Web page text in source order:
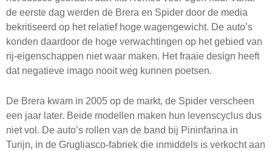
de eerste dag werden de Brera en Spider door de media
bekritiseerd op het relatief hoge wagengewicht. De auto’s
konden daardoor de hoge verwachtingen op het gebied van
rij-eigenschappen niet waar maken. Het fraaie design heeft
dat negatieve imago nooit weg kunnen poetsen.
De Brera kwam in 2005 op de markt, de Spider verscheen
een jaar later. Beide modellen maken hun levenscyclus dus
niet vol. De auto’s rollen van de band bij Pininfarina in
Turijn, in de Grugliasco-fabriek die inmiddels is verkocht aan